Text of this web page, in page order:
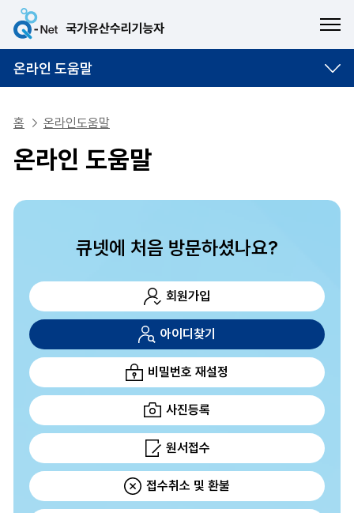
온라인 도움말
홈 온라인도움말
온라인 도움말
큐넷에 처음 방문하셨나요?
회원가입
아이디찾기
비밀번호 재설정
사진등록
원서접수
접수취소 및 환불